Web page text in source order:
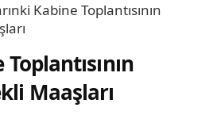
Kabine Toplantısının
Maaşları